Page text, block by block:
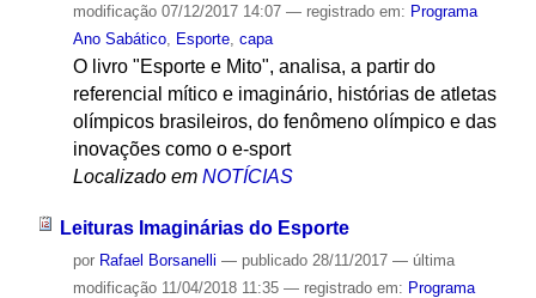
modificação07/12/2017 14:07 — registrado em: Programa
Ano Sabático, Esporte, capa
O livro "Esporte e Mito", analisa, a partir do
referencial mítico e imaginário, histórias de atletas
olímpicos brasileiros, do fenômeno olímpico e das
inovações como o e-sport
Localizado em NOTÍCIAS
Leituras Imaginárias do Esporte
por Rafael Borsanelli — publicado28/11/2017 — última
modificação11/04/2018 11:35 — registrado em: Programa